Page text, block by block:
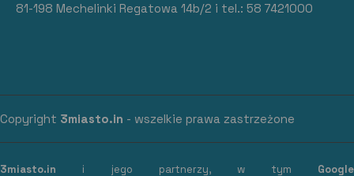
81-198 Mechelinki Regatowa 14b/2 i tel.: 58 7421000
Copyright 3miasto.in - wszelkie prawa zastrzeżone
3miasto.in i jego partnerzy, w tym Google